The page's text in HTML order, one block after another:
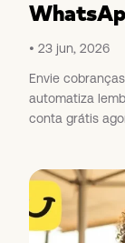
23 jun, 2026
Envie
automatiza
conta grátis